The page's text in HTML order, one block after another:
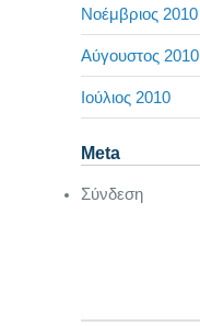
Νοέμβριος 2010
Αύγουστος 2010
Ιούλιος 2010
Meta
Σύνδεση